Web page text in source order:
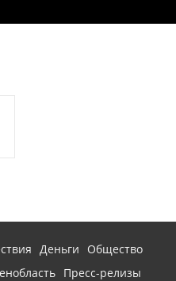
Деньги
Общество
Пресс-релизы